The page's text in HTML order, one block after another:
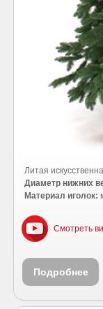
Литая
Диаметр нижних
Материал иголок:
Смотреть
Подробнее